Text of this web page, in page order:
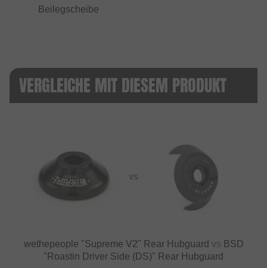
Beilegscheibe
VERGLEICHE MIT DIESEM PRODUKT
VS
wethepeople "Supreme V2" Rear Hubguard vs BSD
"Roastin Driver Side (DS)" Rear Hubguard